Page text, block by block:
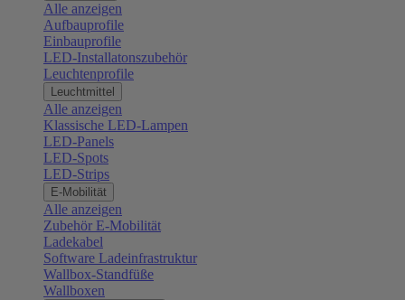
Alle anzeigen
Aufbauprofile
Einbauprofile
LED-Installatonszubehör
Leuchtenprofile
Leuchtmittel
Alle anzeigen
Klassische LED-Lampen
LED-Panels
LED-Spots
LED-Strips
E-Mobilität
Alle anzeigen
Zubehör E-Mobilität
Ladekabel
Software Ladeinfrastruktur
Wallbox-Standfüße
Wallboxen